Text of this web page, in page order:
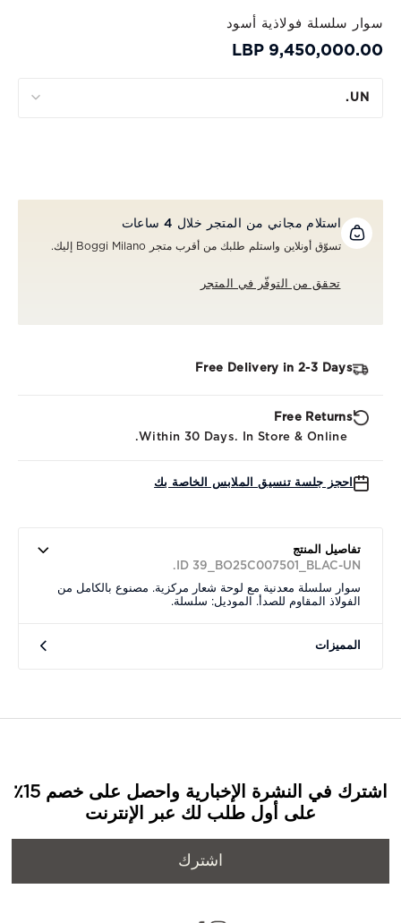
سوار سلسلة فولاذية أسود
9,450,000.00 LBP
UN.
استلام مجاني من المتجر خلال 4 ساعات
تسوّق أونلاين واستلم طلبك من أقرب متجر Boggi Milano إليك.
تحقق من التوفّر في المتجر
Free Delivery in 2-3 Days
Free Returns
Within 30 Days. In Store & Online.
احجز جلسة تنسيق الملابس الخاصة بك
تفاصيل المنتج
ID 39_BO25C007501_BLAC-UN.
سوار سلسلة معدنية مع لوحة شعار مركزية. مصنوع بالكامل من
الفولاذ المقاوم للصدأ. الموديل: سلسلة.
المميزات
اشترك في النشرة الإخبارية واحصل على خصم 15٪
على أول طلب لك عبر الإنترنت
اشترك